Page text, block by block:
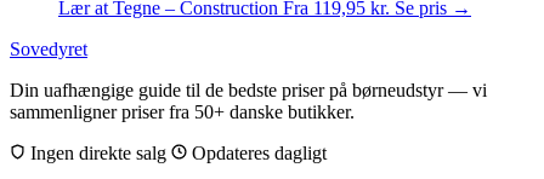
Lær at Tegne – Construction Fra 119,95 kr. Se pris →
Sovedyret
Din uafhængige guide til de bedste priser på børneudstyr — vi
sammenligner priser fra 50+ danske butikker.
Ingen direkte salg
Opdateres dagligt